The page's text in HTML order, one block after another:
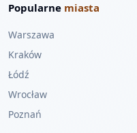
Popularne miasta
Warszawa
Kraków
Łódź
Wrocław
Poznań